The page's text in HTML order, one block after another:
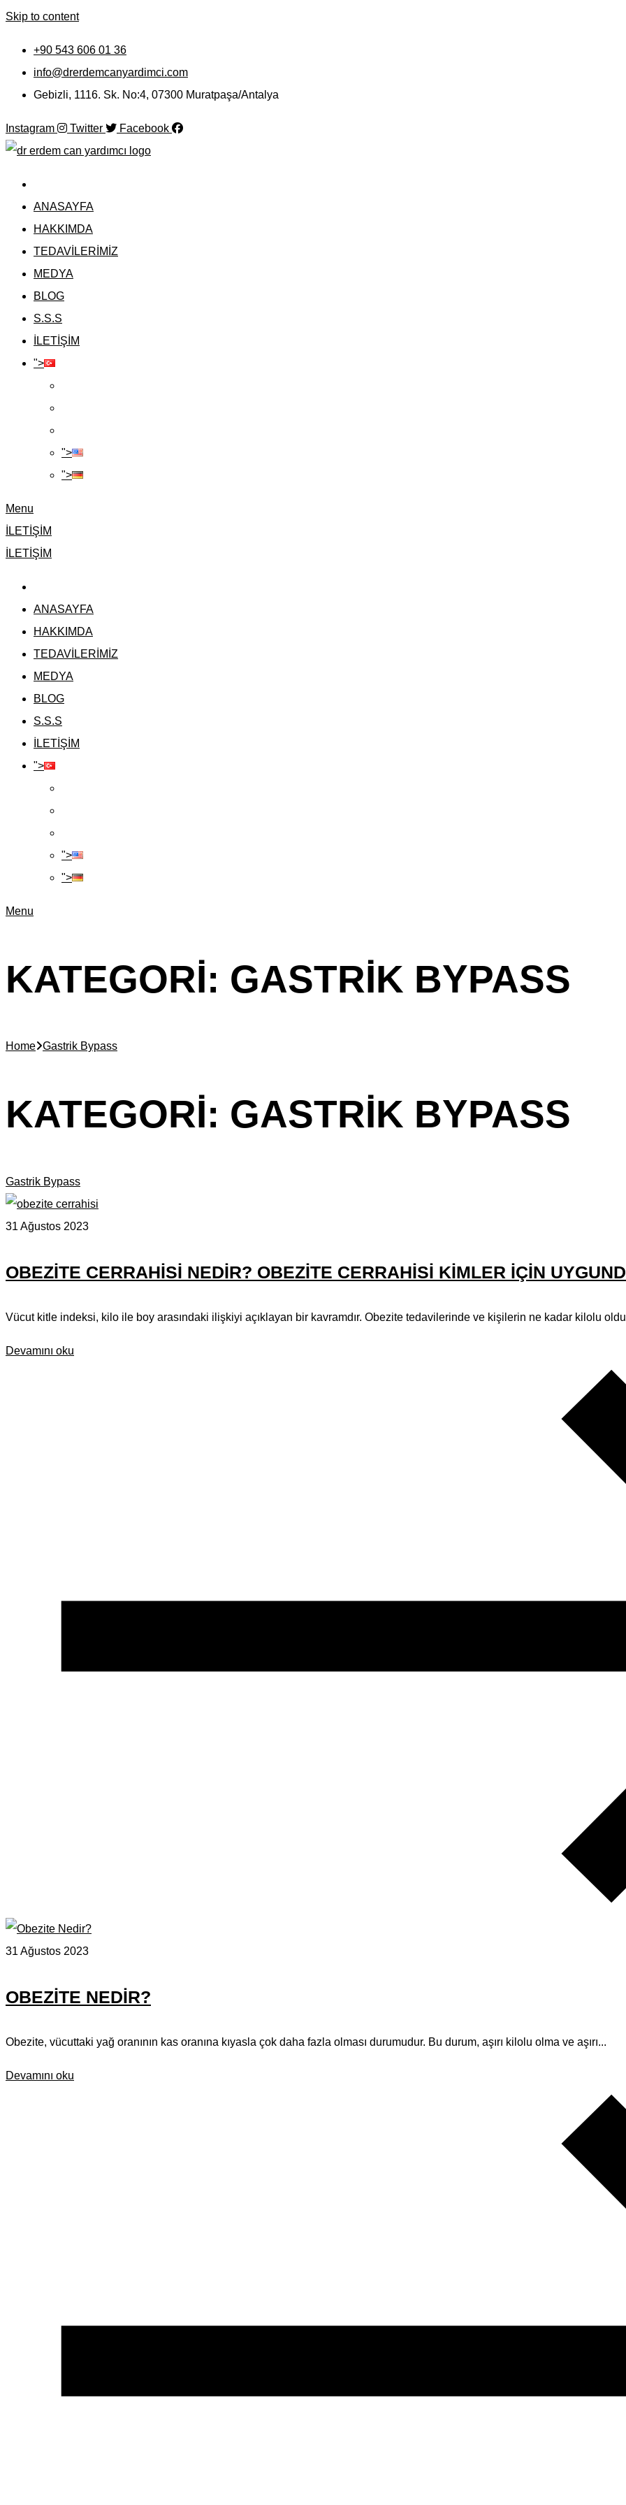
Skip to content
+90 543 606 01 36
info@drerdemcanyardimci.com
Gebizli, 1116. Sk. No:4, 07300 Muratpaşa/Antalya
Instagram Twitter Facebook
ANASAYFA
HAKKIMDA
TEDAVİLERİMİZ
MEDYA
BLOG
S.S.S
İLETİŞİM
">
">
">
Menu
İLETİŞİM
İLETİŞİM
ANASAYFA
HAKKIMDA
TEDAVİLERİMİZ
MEDYA
BLOG
S.S.S
İLETİŞİM
">
">
">
Menu
KATEGORI: GASTRIK BYPASS
Home Gastrik Bypass
KATEGORI: GASTRIK BYPASS
Gastrik Bypass
31 Ağustos 2023
OBEZITE CERRAHISI NEDIR? OBEZITE CERRAHISI KIMLER İÇIN
Vücut kitle indeksi, kilo ile boy arasındaki ilişkiyi açıklayan bir kavramdır. Obezite tedavilerinde ve kişilerin ne kadar kilolu
Devamını oku
31 Ağustos 2023
OBEZITE NEDIR?
Obezite, vücuttaki yağ oranının kas oranına kıyasla çok daha fazla olması durumudur. Bu durum, aşırı kilolu olma ve aşırı...
Devamını oku